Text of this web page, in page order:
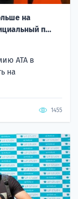
на
п...
ATA в
на
1455